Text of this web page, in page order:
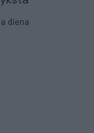
diena